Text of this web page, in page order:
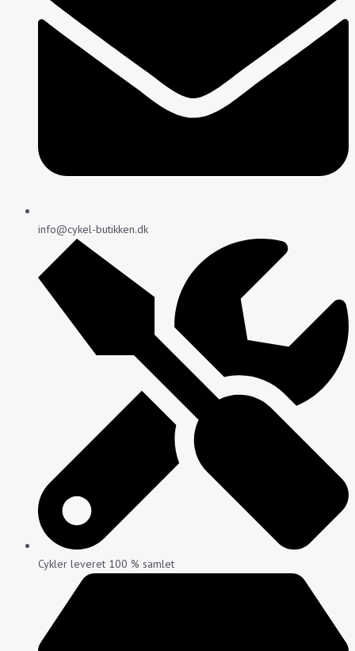
info@cykel-butikken.dk
Cykler leveret 100 % samlet